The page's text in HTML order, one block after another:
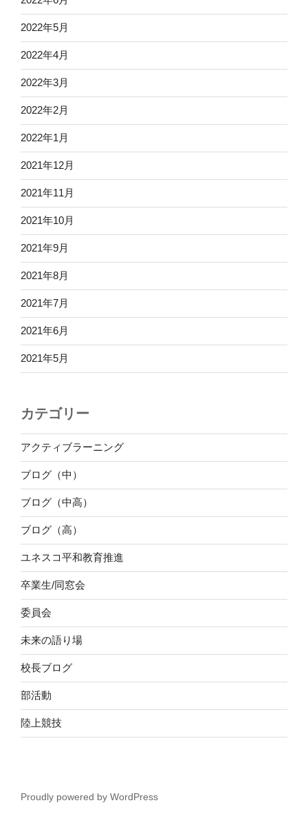
2022年5月
2022年4月
2022年3月
2022年2月
2022年1月
2021年12月
2021年11月
2021年10月
2021年9月
2021年8月
2021年7月
2021年6月
2021年5月
カテゴリー
アクティブラーニング
ブログ（中）
ブログ（中高）
ブログ（高）
ユネスコ平和教育推進
卒業生/同窓会
委員会
未来の語り場
校長ブログ
部活動
陸上競技
Proudly powered by WordPress